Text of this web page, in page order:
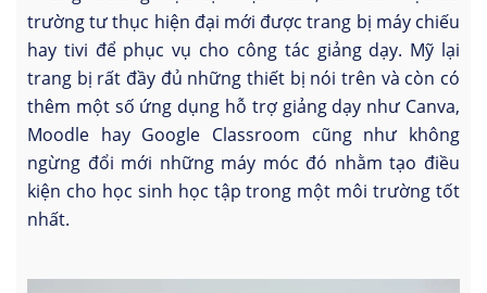
trường tư thục hiện đại mới được trang bị máy chiếu
hay tivi để phục vụ cho công tác giảng dạy. Mỹ lại
trang bị rất đầy đủ những thiết bị nói trên và còn có
thêm một số ứng dụng hỗ trợ giảng dạy như Canva,
Moodle hay Google Classroom cũng như không
ngừng đổi mới những máy móc đó nhằm tạo điều
kiện cho học sinh học tập trong một môi trường tốt
nhất.